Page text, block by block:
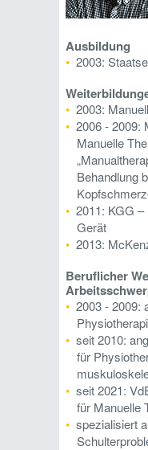
Ausbildung
2003:
2003:
2006 - 2009:
Manuelle
Behandlung
2011: KGG
Gerät
2013:
Beruflicher
2003 - 2009:
seit 2010:
für
seit 2021:
für Manuelle
spezialisiert